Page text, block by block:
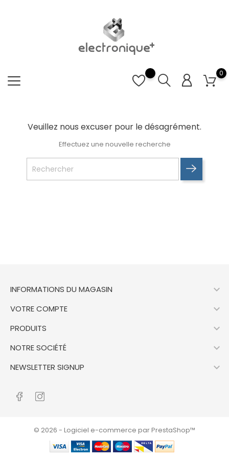
0
Veuillez nous excuser pour le désagrément.
Effectuez une nouvelle recherche
INFORMATIONS DU MAGASIN 
VOTRE COMPTE 
PRODUITS 
NOTRE SOCIÉTÉ 
NEWSLETTER SIGNUP 
© 2026 - Logiciel e-commerce par PrestaShop™